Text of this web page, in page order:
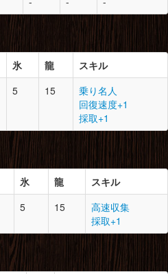
水竜のヒレ×2
ライトクリスタル×2
蟲のコイン×2
牙獣のコイン×5
闘技王のコイン×3
レビテライト鉱石×1
蟲のコイン×2
鳥竜のコイン×3
闘技王のコイン×3
レビテライト鉱石×1
蟲のコイン×2
牙獣のコイン×5
闘技王のコイン×3
レビテライト鉱石×1
蟲のコイン×2
闘技王のコイン×3
レビテライト鉱石×1
蟲のコイン×2
鳥竜のコイン×3
闘技王のコイン×3
レビテライト鉱石×1
蟲のコイン×2
牙獣のコイン×5
闘技王のコイン×3
レビテライト鉱石×1
鳥竜のコイン×3
闘技王のコイン×3
-
レビテライト鉱石×1
蟲のコイン×2
鳥竜のコイン×3
氷 龍
スキル
5 15
乗り名人
回復速度+1
採取+1
天空の結晶×3
上質な毛皮×1
ランポスの上鱗×2
カブレライト鉱石×2
天空の結晶×2
上質な毛皮×1
ランポスの上皮×2
鉄鉱石×8
天空の結晶×2
氷 龍
スキル
5 15
高速収集
採取+1
必要素材
上質な毛皮×1
暖かい毛皮×3
カブレライト鉱石×1